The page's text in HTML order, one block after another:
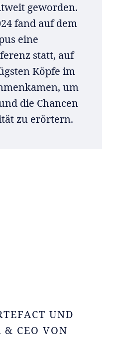
geworden.
fand auf dem
eine
statt, auf
Köpfe im
um
die Chancen
zu erörtern.
UND
& CEO VON